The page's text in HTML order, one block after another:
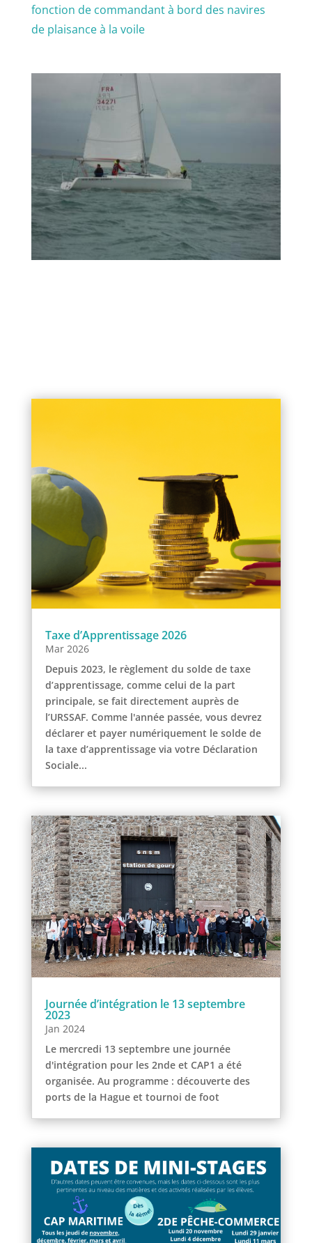
fonction de commandant à bord des navires
de plaisance à la voile
Taxe d’Apprentissage 2026
Mar 2026
Depuis 2023, le règlement du solde de taxe
d’apprentissage, comme celui de la part
principale, se fait directement auprès de
l’URSSAF. Comme l'année passée, vous devrez
déclarer et payer numériquement le solde de
la taxe d’apprentissage via votre Déclaration
Sociale...
Journée d’intégration le 13 septembre
2023
Jan 2024
Le mercredi 13 septembre une journée
d'intégration pour les 2nde et CAP1 a été
organisée. Au programme : découverte des
ports de la Hague et tournoi de foot